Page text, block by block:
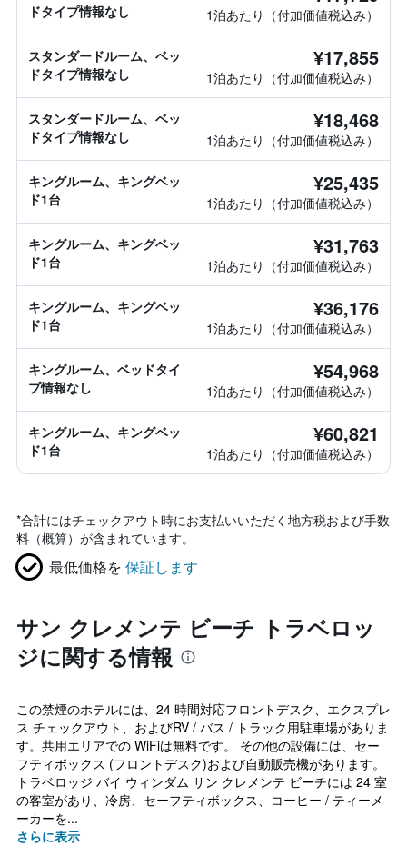
ドタイプ情報なし
1泊あたり（付加価値税込み）
スタンダードルーム、ベッ
ドタイプ情報なし
¥17,855
1泊あたり（付加価値税込み）
スタンダードルーム、ベッ
ドタイプ情報なし
¥18,468
1泊あたり（付加価値税込み）
キングルーム、キングベッ
ド1台
¥25,435
1泊あたり（付加価値税込み）
キングルーム、キングベッ
ド1台
¥31,763
1泊あたり（付加価値税込み）
キングルーム、キングベッ
ド1台
¥36,176
1泊あたり（付加価値税込み）
キングルーム、ベッドタイ
プ情報なし
¥54,968
1泊あたり（付加価値税込み）
キングルーム、キングベッ
ド1台
¥60,821
1泊あたり（付加価値税込み）
*合計にはチェックアウト時にお支払いいただく地方税および手数
料（概算）が含まれています。
最低価格を 保証します
サン クレメンテ ビーチ トラベロッ
ジに関する情報
この禁煙のホテルには、24 時間対応フロントデスク、エクスプレ
ス チェックアウト、およびRV / バス / トラック用駐車場がありま
す。共用エリアでの WiFiは無料です。 その他の設備には、セー
フティボックス (フロントデスク)および自動販売機があります。
トラベロッジ バイ ウィンダム サン クレメンテ ビーチには 24 室
の客室があり、冷房、セーフティボックス、コーヒー / ティーメ
ーカーを...
さらに表示